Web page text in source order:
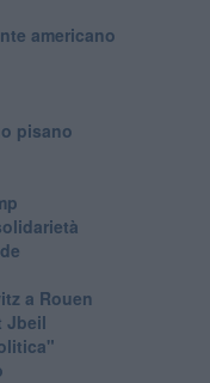
americano
pisano
a Rouen
Jbeil